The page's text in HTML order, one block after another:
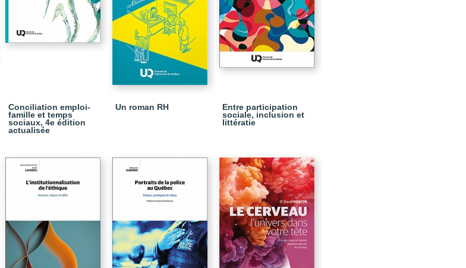
Conciliation emploi-
famille et temps
sociaux, 4e édition
actualisée
Un roman RH
Entre participation
sociale, inclusion et
littératie